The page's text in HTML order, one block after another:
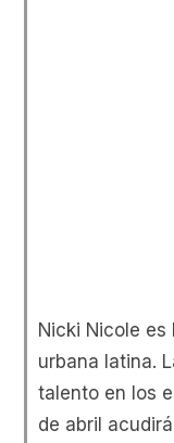
Nicki Nicole
urbana latina.
talento en los
de abril